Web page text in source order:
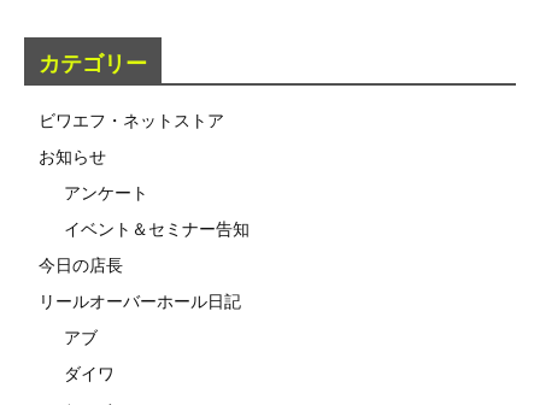
カテゴリー
ビワエフ・ネットストア
お知らせ
アンケート
イベント＆セミナー告知
今日の店長
リールオーバーホール日記
アブ
ダイワ